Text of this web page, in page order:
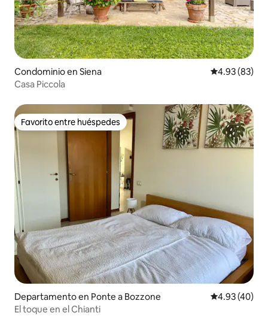
Condominio en Siena Calificación
4.93 (83)
Casa Piccola
Favorito entre huéspedes
Favorito entre huéspedes
Departamento en Ponte a Bozzone Calificación
4.93 (40)
El toque en el Chianti